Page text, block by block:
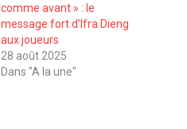
comme avant » : le
message fort d’Ifra Dieng
aux joueurs
28 août 2025
Dans "A la une"